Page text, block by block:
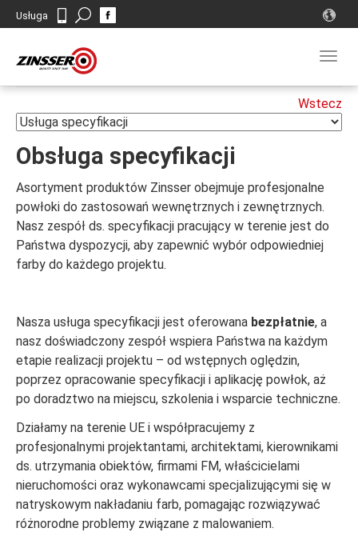
Usługa KontaktSearch
Obsługa specyfikacji
Asortyment produktów Zinsser obejmuje profesjonalne
powłoki do zastosowań wewnętrznych i zewnętrznych.
Nasz zespół ds. specyfikacji pracujący w terenie jest do
Państwa dyspozycji, aby zapewnić wybór odpowiedniej
farby do każdego projektu.
Nasza usługa specyfikacji jest oferowana bezpłatnie, a
nasz doświadczony zespół wspiera Państwa na każdym
etapie realizacji projektu – od wstępnych oględzin,
poprzez opracowanie specyfikacji i aplikację powłok, aż
po doradztwo na miejscu, szkolenia i wsparcie techniczne.
Działamy na terenie UE i współpracujemy z
profesjonalnymi projektantami, architektami, kierownikami
ds. utrzymania obiektów, firmami FM, właścicielami
nieruchomości oraz wykonawcami specjalizującymi się w
natryskowym nakładaniu farb, pomagając rozwiązywać
różnorodne problemy związane z malowaniem.